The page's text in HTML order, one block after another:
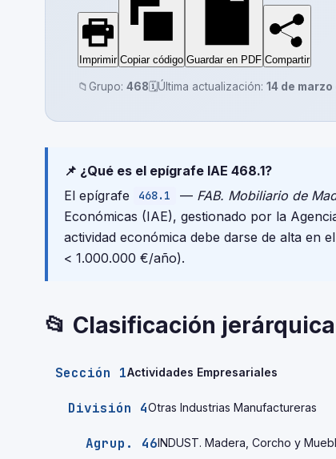
Imprimir Copiar código Guardar en PDF Compartir
📁 Grupo: 468🗓️Última actualización: 14 de
📌 ¿Qué es el epígrafe IAE 468.1?
El epígrafe
468.1 — FAB. Mobiliario de
Económicas (IAE), gestionado por la
actividad económica debe darse de alta en
< 1.000.000 €/año).
📂 Clasificación jerárquica
Sección 1Actividades Empresariales
División 4Otras Industrias Manufactureras
Agrup. 46INDUST. Madera, Corcho y